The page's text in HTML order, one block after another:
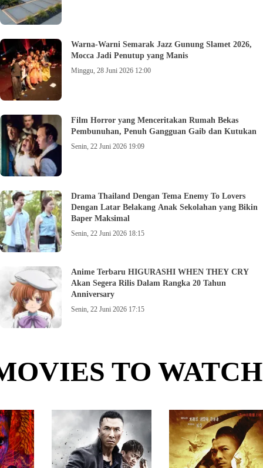
Warna-Warni Semarak Jazz Gunung Slamet 2026,
Mocca Jadi Penutup yang Manis
Minggu, 28 Juni 2026 12:00
Film Horror yang Menceritakan Rumah Bekas
Pembunuhan, Penuh Gangguan Gaib dan Kutukan
Senin, 22 Juni 2026 19:09
Drama Thailand Dengan Tema Enemy To Lovers
Dengan Latar Belakang Anak Sekolahan yang Bikin
Baper Maksimal
Senin, 22 Juni 2026 18:15
Anime Terbaru HIGURASHI WHEN THEY CRY
Akan Segera Rilis Dalam Rangka 20 Tahun
Anniversary
Senin, 22 Juni 2026 17:15
TO WATCH